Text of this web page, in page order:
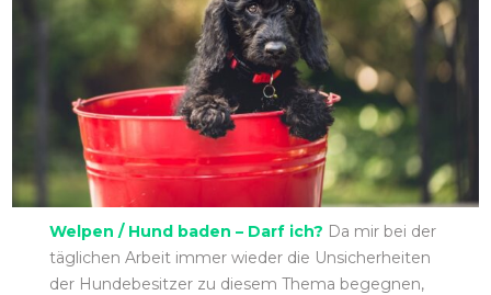
Welpen / Hund baden – Darf ich? Da mir bei der
täglichen Arbeit immer wieder die Unsicherheiten
der Hundebesitzer zu diesem Thema begegnen,